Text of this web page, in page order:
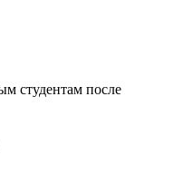
студентам после